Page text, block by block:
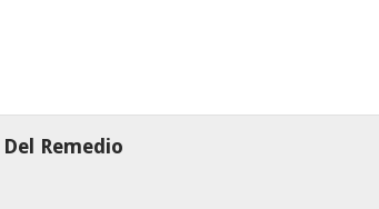
Del Remedio